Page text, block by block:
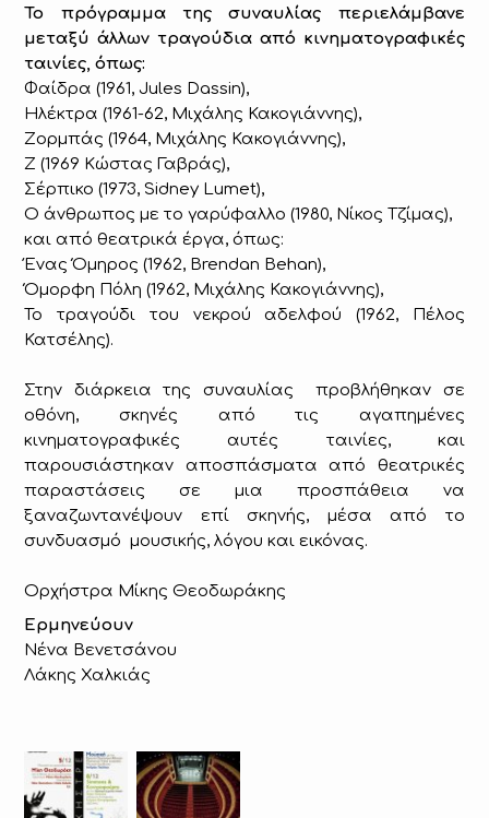
Το πρόγραμμα της συναυλίας περιελάμβανε
μεταξύ άλλων τραγούδια από κινηματογραφικές
ταινίες, όπως:
Φαίδρα (1961, Jules Dassin),
Ηλέκτρα (1961-62, Μιχάλης Κακογιάννης),
Zορμπάς (1964, Μιχάλης Κακογιάννης),
Ζ (1969 Κώστας Γαβράς),
Σέρπικο (1973, Sidney Lumet),
Ο άνθρωπος με το γαρύφαλλο (1980, Νίκος Τζίμας),
και από θεατρικά έργα, όπως:
Ένας Όμηρος (1962, Brendan Behan),
Όμορφη Πόλη (1962, Μιχάλης Κακογιάννης),
Το τραγούδι του νεκρού αδελφού (1962, Πέλος
Κατσέλης).
Στην διάρκεια της συναυλίας προβλήθηκαν σε
οθόνη, σκηνές από τις αγαπημένες
κινηματογραφικές αυτές ταινίες, και
παρουσιάστηκαν αποσπάσματα από θεατρικές
παραστάσεις σε μια προσπάθεια να
ξαναζωντανέψουν επί σκηνής, μέσα από το
συνδυασμό μουσικής, λόγου και εικόνας.
Ορχήστρα Μίκης Θεοδωράκης
Ερμηνεύουν
Νένα Βενετσάνου
Λάκης Χαλκιάς